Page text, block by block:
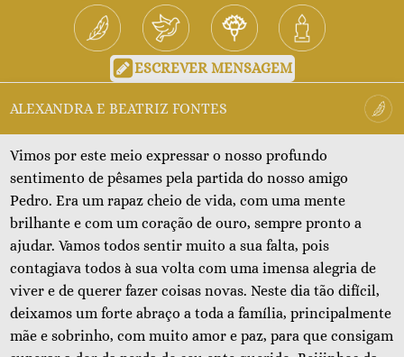
ESCREVER MENSAGEM
ALEXANDRA E BEATRIZ FONTES
Vimos por este meio expressar o nosso profundo
sentimento de pêsames pela partida do nosso amigo
Pedro. Era um rapaz cheio de vida, com uma mente
brilhante e com um coração de ouro, sempre pronto a
ajudar. Vamos todos sentir muito a sua falta, pois
contagiava todos à sua volta com uma imensa alegria de
viver e de querer fazer coisas novas. Neste dia tão difícil,
deixamos um forte abraço a toda a família, principalmente
mãe e sobrinho, com muito amor e paz, para que consigam